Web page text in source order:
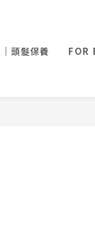
頭髮保養 FOR